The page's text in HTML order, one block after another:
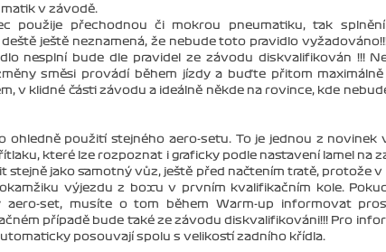
v závodě.
použije přechodnou či mokrou pneumatiku, tak
ještě neznamená, že nebude toto pravidlo
nesplní bude dle pravidel ze závodu diskvalifikován !!!
směsi provádí během jízdy a buďte přitom
v klidné části závodu a ideálně někde na rovince, kde
ohledně použití stejného aero-setu. To je jednou z novinek
které lze rozpoznat i graficky podle nastavení lamel na
stejně jako samotný vůz, ještě před načtením tratě, protože v
výjezdu z boxu v prvním kvalifikačním kole.
aero-set, musíte o tom během Warm-up informovat
případě bude také ze závodu diskvalifikováni!!! Pro
posouvají spolu s velikostí zadního křídla.